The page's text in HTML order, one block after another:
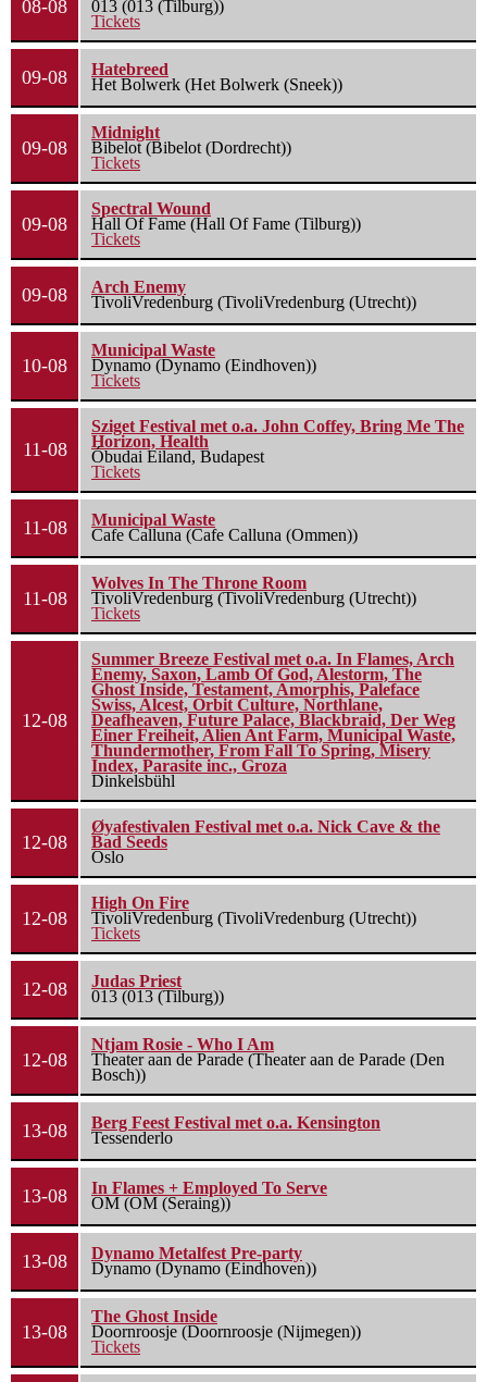
08-08
013 (013 (Tilburg))
Tickets
09-08
Hatebreed
Het Bolwerk (Het Bolwerk (Sneek))
09-08
Midnight
Bibelot (Bibelot (Dordrecht))
Tickets
09-08
Spectral Wound
Hall Of Fame (Hall Of Fame (Tilburg))
Tickets
09-08
Arch Enemy
TivoliVredenburg (TivoliVredenburg (Utrecht))
10-08
Municipal Waste
Dynamo (Dynamo (Eindhoven))
Tickets
11-08
Sziget Festival met o.a. John Coffey, Bring Me The
Horizon, Health
Óbudai Eiland, Budapest
Tickets
11-08
Municipal Waste
Cafe Calluna (Cafe Calluna (Ommen))
11-08
Wolves In The Throne Room
TivoliVredenburg (TivoliVredenburg (Utrecht))
Tickets
12-08
Summer Breeze Festival met o.a. In Flames, Arch
Enemy, Saxon, Lamb Of God, Alestorm, The
Ghost Inside, Testament, Amorphis, Paleface
Swiss, Alcest, Orbit Culture, Northlane,
Deafheaven, Future Palace, Blackbraid, Der Weg
Einer Freiheit, Alien Ant Farm, Municipal Waste,
Thundermother, From Fall To Spring, Misery
Index, Parasite inc., Groza
Dinkelsbühl
12-08
Øyafestivalen Festival met o.a. Nick Cave & the
Bad Seeds
Oslo
12-08
High On Fire
TivoliVredenburg (TivoliVredenburg (Utrecht))
Tickets
12-08
Judas Priest
013 (013 (Tilburg))
12-08
Ntjam Rosie - Who I Am
Theater aan de Parade (Theater aan de Parade (Den
Bosch))
13-08
Berg Feest Festival met o.a. Kensington
Tessenderlo
13-08
In Flames + Employed To Serve
OM (OM (Seraing))
13-08
Dynamo Metalfest Pre-party
Dynamo (Dynamo (Eindhoven))
13-08
The Ghost Inside
Doornroosje (Doornroosje (Nijmegen))
Tickets